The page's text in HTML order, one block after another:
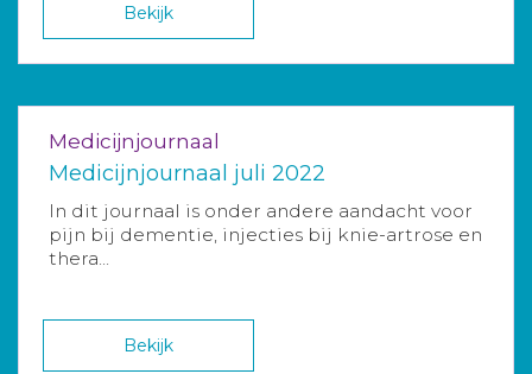
Bekijk
Medicijnjournaal
Medicijnjournaal juli 2022
In dit journaal is onder andere aandacht voor
pijn bij dementie, injecties bij knie-artrose en
thera...
Bekijk